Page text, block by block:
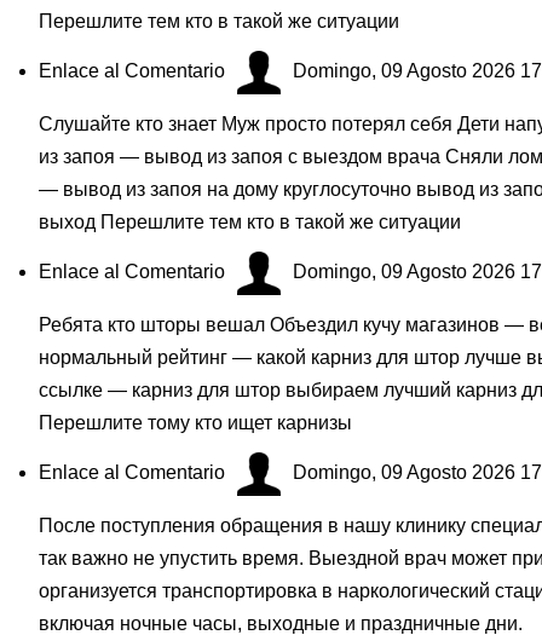
Перешлите тем кто в такой же ситуации
Enlace al Comentario Domingo, 09 Agosto 2026
Слушайте кто знает Муж просто потерял себя Дети
из запоя — вывод из запоя с выездом врача Сняли
— вывод из запоя на дому круглосуточно вывод из
выход Перешлите тем кто в такой же ситуации
Enlace al Comentario Domingo, 09 Agosto 2026
Ребята кто шторы вешал Объездил кучу магазинов —
нормальный рейтинг — какой карниз для штор лучше
ссылке — карниз для штор выбираем лучший карниз
Перешлите тому кто ищет карнизы
Enlace al Comentario Domingo, 09 Agosto 2026
После поступления обращения в нашу клинику
так важно не упустить время. Выездной врач может
организуется транспортировка в наркологический
включая ночные часы, выходные и праздничные дни.